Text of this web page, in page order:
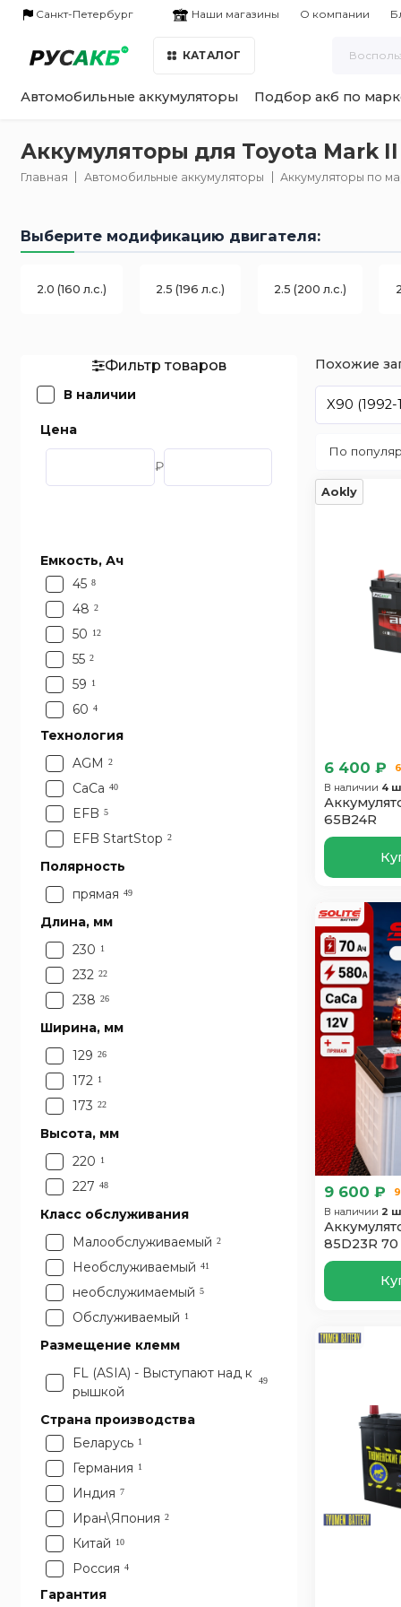
Санкт-Петербург Наши магазины О компании
КАТАЛОГ
Автомобильные аккумуляторы Подбор акб по
Аккумуляторы для Toyota Mark II
Главная Автомобильные аккумуляторы Аккумуляторы по
Выберите модификацию двигателя:
2.0 (160 л.с.) 2.5 (196 л.с.) 2.5 (200 л.с.)
Фильтр товаров
В наличии
Цена
₽
Емкость, Ач
45 8
48 2
50 12
55 2
59 1
60 4
61 1
65 10
70 7
75 1
85 1
Технология
AGM
2
CaCa 40
EFB 5
EFB StartStop 2
Полярность
прямая 49
Длина, мм
230
1
232 22
238 26
Ширина, мм
129 26
172 1
173 22
Высота, мм
220
1
227 48
Класс обслуживания
Малообслуживаемый 2
Необслуживаемый 41
необслужимаемый 5
Обслуживаемый 1
Размещение клемм
FL (ASIA) - Выступают над к
рышкой
49
Страна производства
Беларусь 1
Германия 1
Индия 7
Иран\Япония 2
Китай 10
Россия 4
Турция
Гарантия
Похожие
X90 (1992-
Aokly
6 400 ₽
В наличии 4
65B24R
9 600 ₽
В наличии 2
85D23R